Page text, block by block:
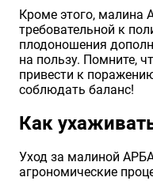
Кроме этого, малина
требовательной к
плодоношения
на пользу. Помните,
привести к
соблюдать баланс!
Как
Уход за малиной
агрономические